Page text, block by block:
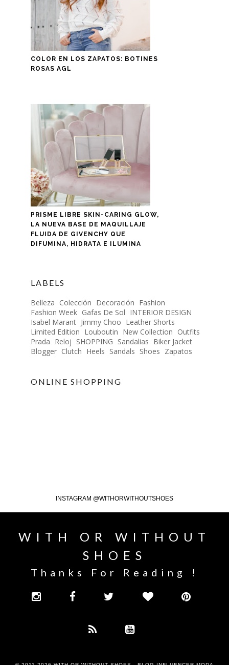
COLOR EN LOS ZAPATOS: BOTINES
ROSAS AGL
PRISME LIBRE SKIN-CARING GLOW,
LA NUEVA BASE DE MAQUILLAJE
FLUIDA DE GIVENCHY QUE
DIFUMINA, HIDRATA E ILUMINA
LABELS
Belleza Colección Decoración Fashion
Fashion Week Gafas De Sol INTERIOR DESIGN
Isabel Marant Jimmy Choo Leather Shorts
Limited Edition Louboutin New Collection Outfits
Prada Reloj SHOPPING Sandalias Biker Jacket
Blogger Clutch Heels Sandals Shoes Zapatos
ONLINE SHOPPING
INSTAGRAM @WITHORWITHOUTSHOES
WITH OR WITHOUT
SHOES
Thanks For Reading !